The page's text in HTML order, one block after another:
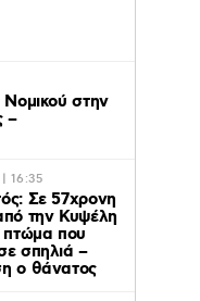
στην
–
16:35
Σε 57χρονη
την Κυψέλη
πτώμα που
σπηλιά –
ο θάνατος